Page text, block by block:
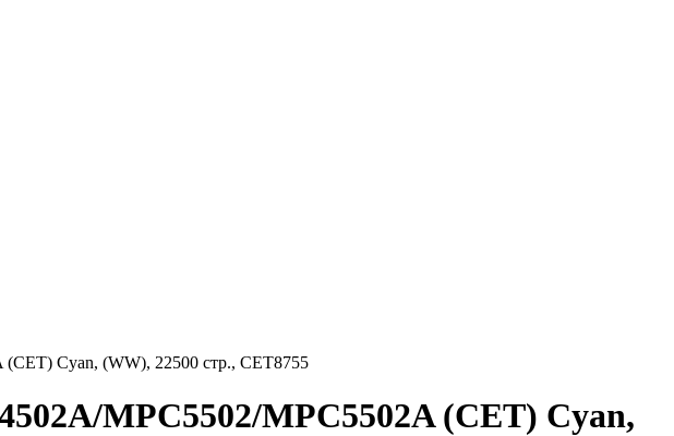
Cyan, (WW), 22500 стр., CET8755
MPC5502/MPC5502A (CET) Cyan,